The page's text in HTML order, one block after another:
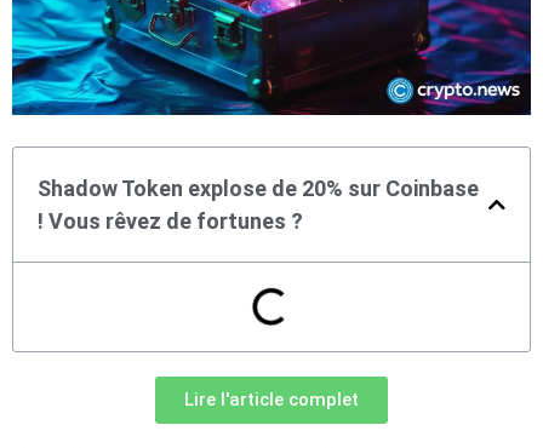
Shadow Token explose de 20% sur Coinbase
! Vous rêvez de fortunes ?
Lire l'article complet